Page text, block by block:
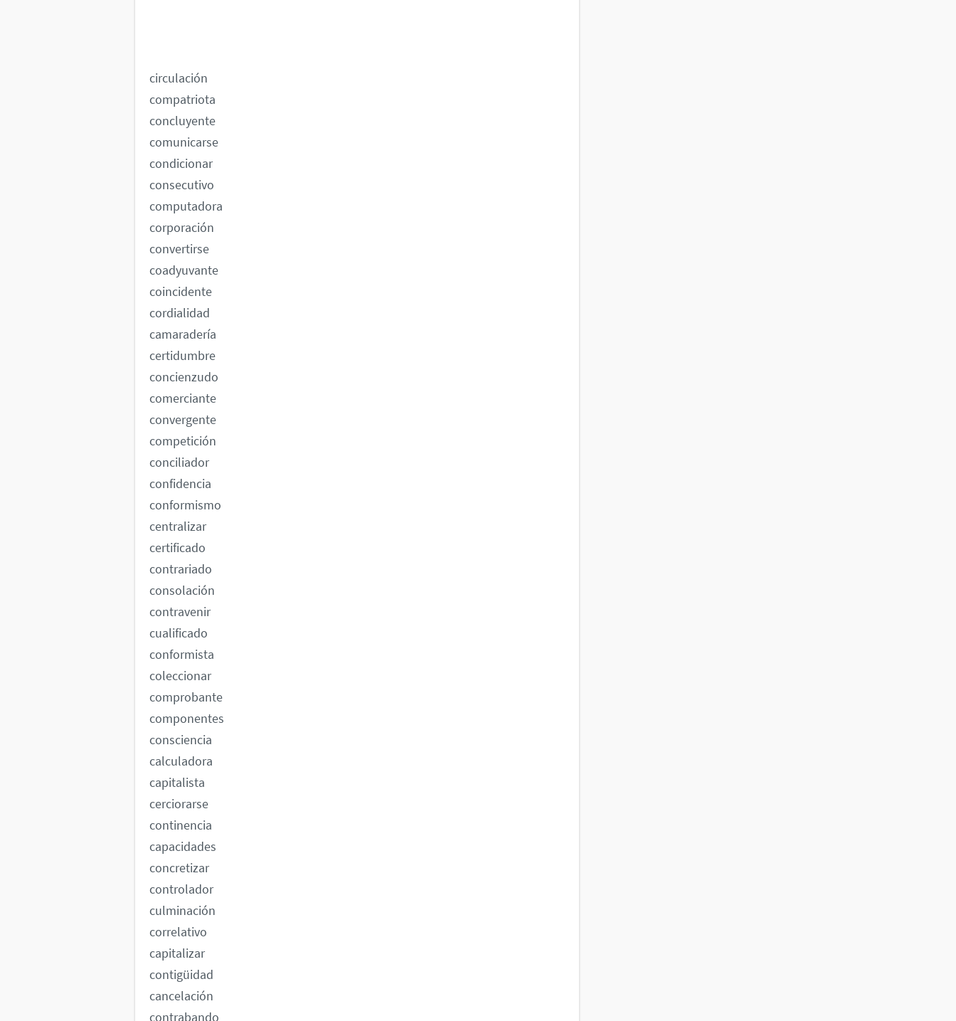
circulación
compatriota
concluyente
comunicarse
condicionar
consecutivo
computadora
corporación
convertirse
coadyuvante
coincidente
cordialidad
camaradería
certidumbre
concienzudo
comerciante
convergente
competición
conciliador
confidencia
conformismo
centralizar
certificado
contrariado
consolación
contravenir
cualificado
conformista
coleccionar
comprobante
componentes
consciencia
calculadora
capitalista
cerciorarse
continencia
capacidades
concretizar
controlador
culminación
correlativo
capitalizar
contigüidad
cancelación
contrabando